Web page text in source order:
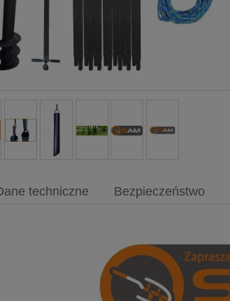
techniczne Bezpieczeństwo